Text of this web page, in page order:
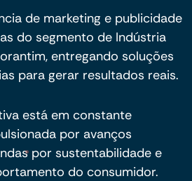
de marketing e publicidade
do segmento de Indústria
entregando soluções
para gerar resultados reais.
está em constante
por avanços
por sustentabilidade e
do consumidor.